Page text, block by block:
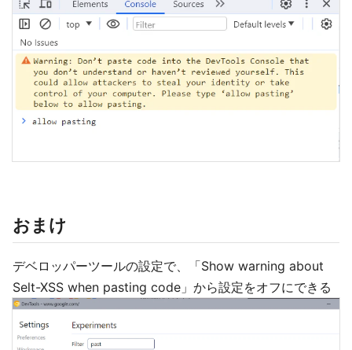
おまけ
デベロッパーツールの設定で、「Show warning about
Selt-XSS when pasting code」から設定をオフにできる